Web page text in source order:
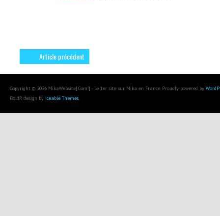
Article précédent
Copyright © 2026 MikaWebsite[.Com!] - Le 1er site sur Mika en France. Proudly powered by
BoldR design by Iceable Themes.